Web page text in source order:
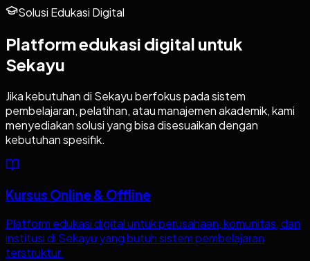
Solusi Edukasi Digital
Platform edukasi digital untuk
Sekayu
Jika kebutuhan di Sekayuberfokus pada sistem
pembelajaran, pelatihan, atau manajemen akademik, kami
menyediakan solusi yang bisa disesuaikan dengan
kebutuhan spesifik.
Kursus Online & Offline
Platform edukasi digital untuk perusahaan, komunitas, dan
institusi di Sekayu yang butuh sistem pembelajaran
terstruktur.